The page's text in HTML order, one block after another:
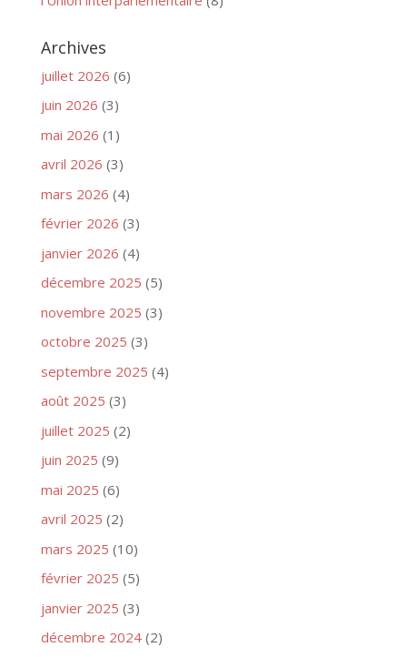
Archives
juillet 2026 (6)
juin 2026 (3)
mai 2026 (1)
avril 2026 (3)
mars 2026 (4)
février 2026 (3)
janvier 2026 (4)
décembre 2025 (5)
novembre 2025 (3)
octobre 2025 (3)
septembre 2025 (4)
août 2025 (3)
juillet 2025 (2)
juin 2025 (9)
mai 2025 (6)
avril 2025 (2)
mars 2025 (10)
février 2025 (5)
janvier 2025 (3)
décembre 2024(2)